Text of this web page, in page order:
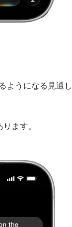
ようになる見通し
ます。